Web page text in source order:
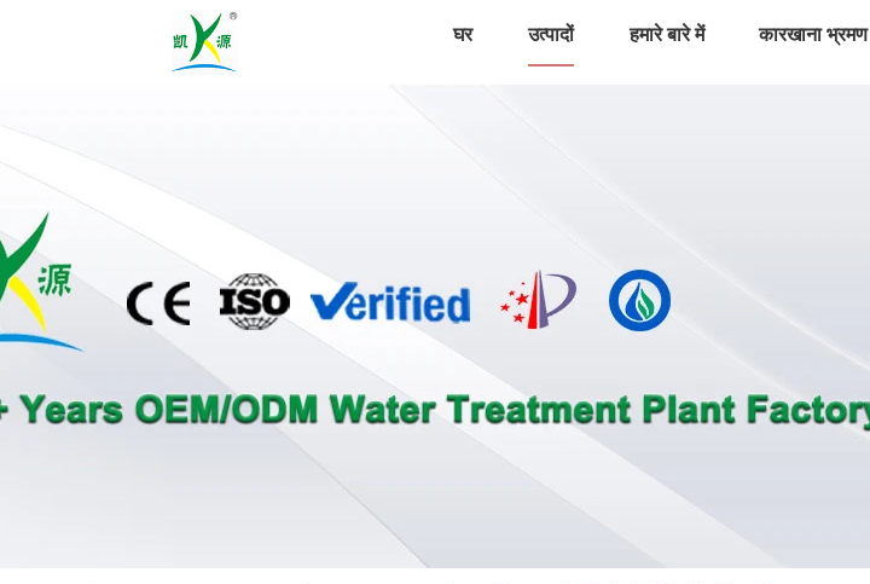
घर उत्पादों हमारे बारे में कारखाना भ्रमण